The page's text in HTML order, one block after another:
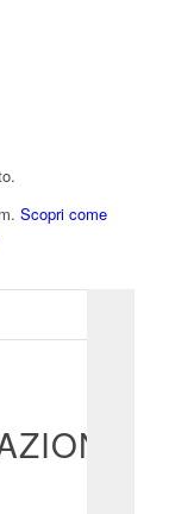
Scopri come